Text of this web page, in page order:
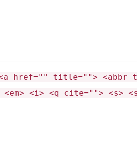
href="" title=""> <abbr
<em> <i> <q cite=""> <s>